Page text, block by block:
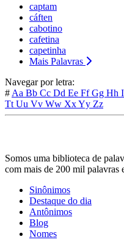
captam
cáften
cabotino
cafetina
capetinha
Mais Palavras
Navegar por letra:
# Aa Bb Cc Dd Ee FfGg Hh
Tt Uu Vv Ww XxYy Zz
Somos uma biblioteca de
com mais de 200 mil palavras
Sinônimos
Destaque do dia
Antônimos
Blog
Nomes